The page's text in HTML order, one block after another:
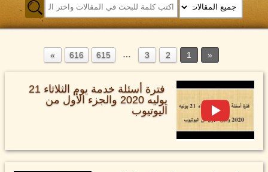
1
2
3
…
615
616
فترة أسئلة خدمة يوم الثلاثاء 21
يوليه 2020 والجزء الأول من
اليوتيوب